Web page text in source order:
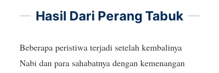
Hasil Dari Perang Tabuk
Beberapa peristiwa terjadi setelah kembalinya
Nabi dan para sahabatnya dengan kemenangan